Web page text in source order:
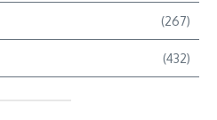
(267)
(432)